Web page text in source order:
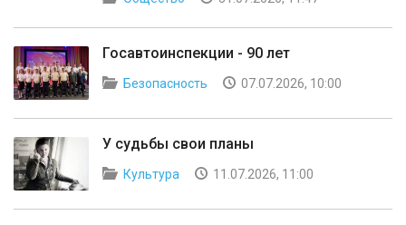
Госавтоинспекции - 90 лет
Безопасность 07.07.2026, 10:00
У судьбы свои планы
Культура 11.07.2026, 11:00